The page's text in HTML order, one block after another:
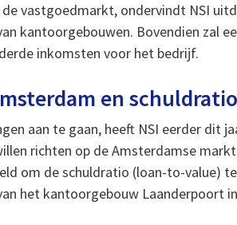
vastgoedmarkt, ondervindt NSI
kantoorgebouwen. Bovendien zal
inkomsten voor het bedrijf.
en schuldratio
aan te gaan, heeft NSI eerder dit
richten op de Amsterdamse
om de schuldratio (loan-to-value)
het kantoorgebouw Laanderpoort